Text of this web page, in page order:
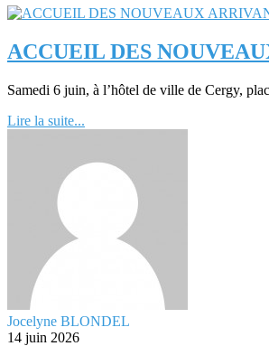
ACCUEIL DES
Samedi 6 juin, à l’hôtel de ville de Cergy,
Lire la suite...
Jocelyne BLONDEL
14 juin 2026